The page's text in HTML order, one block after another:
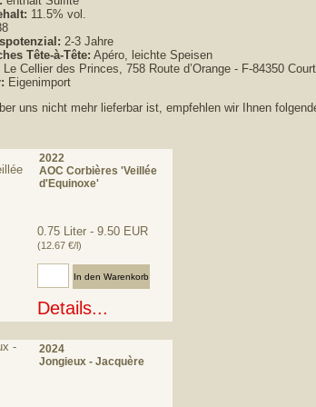
11.5% vol.
2-3 Jahre
Tête-à-Tête: Apéro, leichte Speisen
Le Cellier des Princes, 758 Route d’Orange - F-84350
Eigenimport
uns nicht mehr lieferbar ist, empfehlen wir Ihnen
2022
AOC Corbières 'Veillée
d'Equinoxe'
0.75 Liter - 9.50 EUR
(12.67 €/l)
Details...
2024
Jongieux - Jacquère